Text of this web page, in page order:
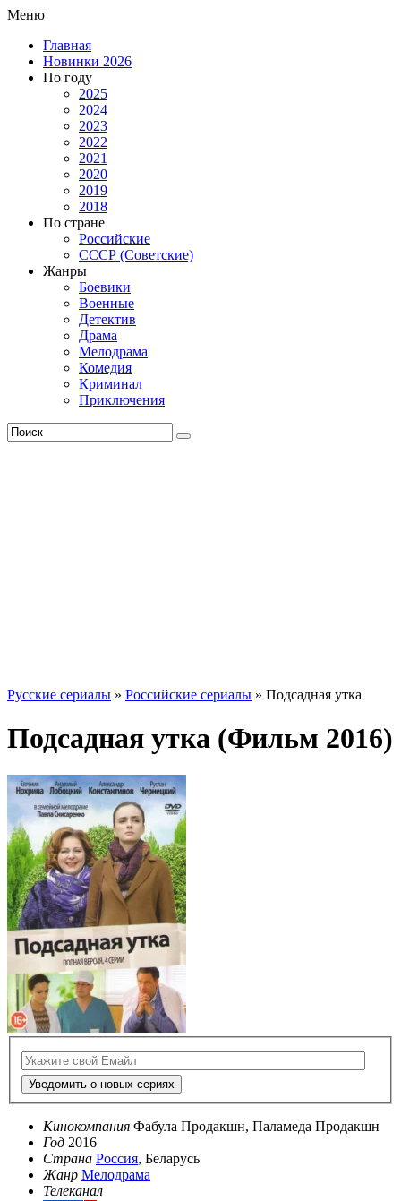
Меню
Главная
Новинки 2026
По году
2025
2024
2023
2022
2021
2020
2019
2018
По стране
Российские
СССР (Советские)
Жанры
Боевики
Военные
Детектив
Драма
Мелодрама
Комедия
Криминал
Приключения
Русские сериалы » Российские сериалы » Подсадная утка
Подсадная утка (Фильм 2016)
Уведомить о новых сериях
Кинокомпания Фабула Продакшн, Паламеда Продакшн
Год 2016
Страна Россия, Беларусь
Жанр Мелодрама
Телеканал